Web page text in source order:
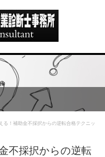
る！補助金不採択からの逆転合格テクニッ
不採択からの逆転